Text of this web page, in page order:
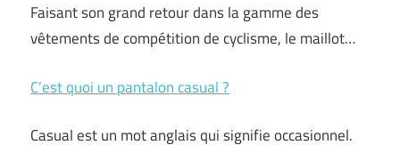
Faisant son grand retour dans la gamme des
vêtements de compétition de cyclisme, le maillot…
C’est quoi un pantalon casual ?
Casual est un mot anglais qui signifie occasionnel.